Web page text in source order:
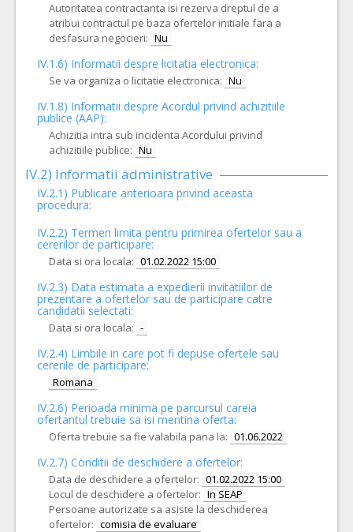
Autoritatea contractanta isi rezerva dreptul de a
atribui contractul pe baza ofertelor initiale fara a
desfasura negocieri: Nu
IV.1.6) Informatii despre licitatia electronica:
Se va organiza o licitatie electronica: Nu
IV.1.8) Informatii despre Acordul privind achizitiile
publice (AAP):
Achizitia intra sub incidenta Acordului privind
achizitiile publice: Nu
IV.2) Informatii administrative
IV.2.1) Publicare anterioara privind aceasta
procedura:
IV.2.2) Termen limita pentru primirea ofertelor sau a
cererilor de participare:
Data si ora locala: 01.02.2022 15:00
IV.2.3) Data estimata a expedierii invitatiilor de
prezentare a ofertelor sau de participare catre
candidatii selectati:
Data si ora locala: -
IV.2.4) Limbile in care pot fi depuse ofertele sau
cererile de participare:
Romana
IV.2.6) Perioada minima pe parcursul careia
ofertantul trebuie sa isi mentina oferta:
Oferta trebuie sa fie valabila pana la: 01.06.2022
IV.2.7) Conditii de deschidere a ofertelor:
Data de deschidere a ofertelor: 01.02.2022 15:00
Locul de deschidere a ofertelor: In SEAP
Persoane autorizate sa asiste la deschiderea
ofertelor: comisia de evaluare